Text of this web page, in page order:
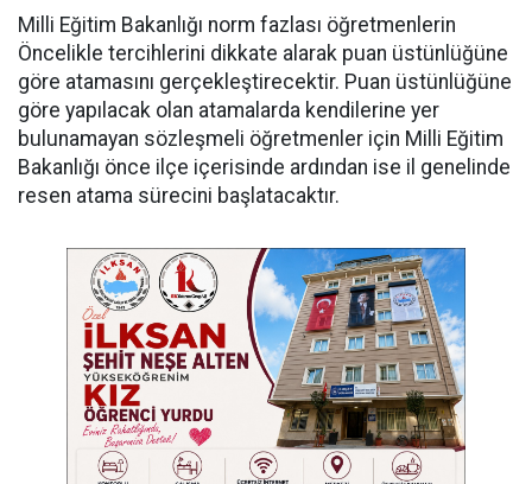
Milli Eğitim Bakanlığı norm fazlası öğretmenlerin
Öncelikle tercihlerini dikkate alarak puan üstünlüğüne
göre atamasını gerçekleştirecektir. Puan üstünlüğüne
göre yapılacak olan atamalarda kendilerine yer
bulunamayan sözleşmeli öğretmenler için Milli Eğitim
Bakanlığı önce ilçe içerisinde ardından ise il genelinde
resen atama sürecini başlatacaktır.